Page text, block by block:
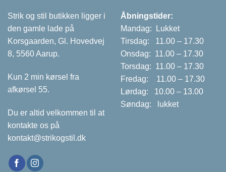
Strik og stil butikken ligger i
den gamle lade på
Korsgaarden, Gl. Hovedvej
8, 5560 Aarup.
Kun 2 min kørsel fra
afkørsel 55.
Du er altid velkommen til at
kontakte os på
kontakt@strikogstil.dk
Åbningstider:
Mandag: Lukket
Tirsdag: 11.00 – 17.30
Onsdag: 11.00 – 17.30
Torsdag: 11.00 – 17.30
Fredag: 11.00 – 17.30
Lørdag: 10.00 – 13.00
Søndag: lukket